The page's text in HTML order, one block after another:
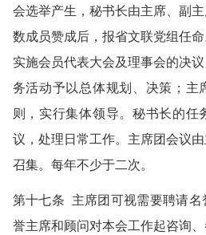
会选举产生，秘书长由主席、副
数成员赞成后，报省文联党组任
实施会员代表大会及理事会的决
务活动予以总体规划、决策；主
则，实行集体领导。秘书长的任
议，处理日常工作。主席团会议
召集。每年不少于二次。
第十七条 主席团可视需要聘请名
誉主席和顾问对本会工作起咨询、